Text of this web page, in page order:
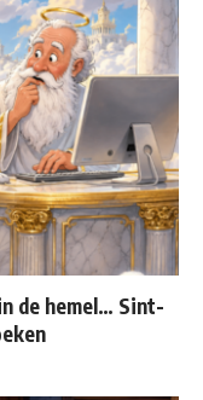
de hemel… Sint-